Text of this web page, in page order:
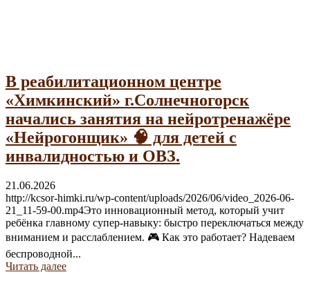
В реабилитационном центре
«Химкинский» г.Солнечногорск
начались занятия на нейротренажёре
«Нейрогонщик» 🧠 для детей с
инвалидностью и ОВЗ.
21.06.2026
http://kcsor-himki.ru/wp-content/uploads/2026/06/video_2026-06-
21_11-59-00.mp4Это инновационный метод, который учит
ребёнка главному супер-навыку: быстро переключаться между
вниманием и расслаблением. 🎮 Как это работает? Надеваем
беспроводной...
Читать далее